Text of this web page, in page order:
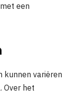
een
kunnen variëren
Over het